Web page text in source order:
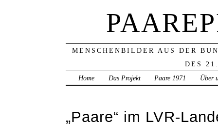
MENSCHENBILDER AUS DER
DES
Home
Das Projekt Paare 1971 Über
„Paare“ im LVR-